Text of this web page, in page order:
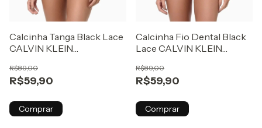
Calcinha Tanga Black Lace
CALVIN KLEIN
R$59,90
R$89,00
Comprar
Calcinha Fio Dental Black
Lace CALVIN KLEIN
R$59,90
R$89,00
Comprar